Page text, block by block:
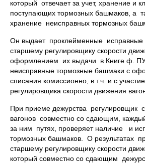
который отвечает за учет, хранение и
поступающих тормозных башмаков, а
хранение неисправных тормозных
Он выдает проклейменные исправные
старшему регулировщику скорости
оформлением их выдачи в Книге ф.
неисправные тормозные башмаки с
списания комиссионно, в т.ч. и с
регулировщика скорости движения
При приеме дежурства регулировщик
вагонов совместно со сдающим,
за ним путях, проверяет наличие и
тормозных башмаков. О результатах
старшему регулировщику скорости
который совместно со сдающим